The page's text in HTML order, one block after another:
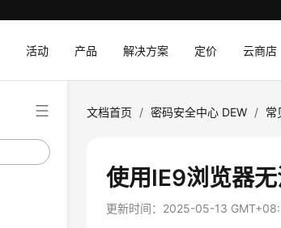
活动 产品 解决方案 定价 云商店
文档首页 / 密码安全中心 DEW / 常
使用IE9浏览器无
更新时间： 2025-05-13